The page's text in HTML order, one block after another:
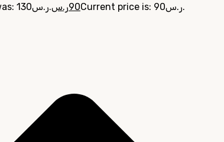
Original price was: 130ر.س. 90ر.س Current price is: 90ر.س.